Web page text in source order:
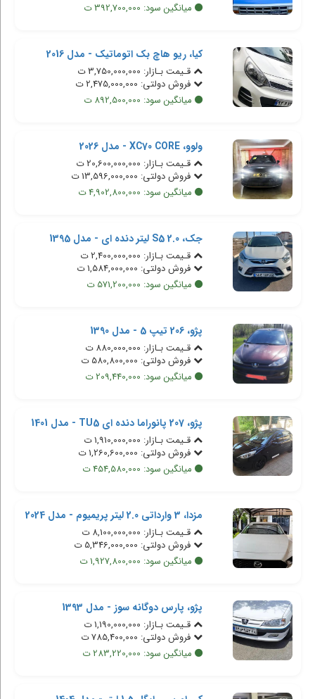
میانگین سود: 392,700,000 ت
کیا، ریو هاچ بک اتوماتیک - مدل 2016
قـیمت بـازار: 3,750,000,000 ت
فروش دولتی: 2,475,000,000 ت
میانگین سود: 892,500,000 ت
ولوو، XC70 CORE - مدل 2026
قـیمت بـازار: 20,600,000,000 ت
فروش دولتی: 13,596,000,000 ت
میانگین سود: 4,902,800,000 ت
جک، S5 2.0 لیتر دنده ای - مدل 1395
قـیمت بـازار: 2,400,000,000 ت
فروش دولتی: 1,584,000,000 ت
میانگین سود: 571,200,000 ت
پژو، 206 تیپ 5 - مدل 1390
قـیمت بـازار: 880,000,000 ت
فروش دولتی: 580,800,000 ت
میانگین سود: 209,440,000 ت
پژو، 207 پانوراما دنده ای TU5 - مدل 1401
قـیمت بـازار: 1,910,000,000 ت
فروش دولتی: 1,260,600,000 ت
میانگین سود: 454,580,000 ت
مزدا، 3 وارداتی 2.0 لیتر پریمیوم - مدل 2024
قـیمت بـازار: 8,100,000,000 ت
فروش دولتی: 5,346,000,000 ت
میانگین سود: 1,927,800,000 ت
پژو، پارس دوگانه سوز - مدل 1393
قـیمت بـازار: 1,190,000,000 ت
فروش دولتی: 785,400,000 ت
میانگین سود: 283,220,000 ت